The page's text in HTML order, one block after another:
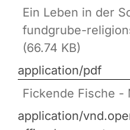
Ein Leben in der
fundgrube-
(66.74 KB)
application/pdf
Fickende Fische -
application/